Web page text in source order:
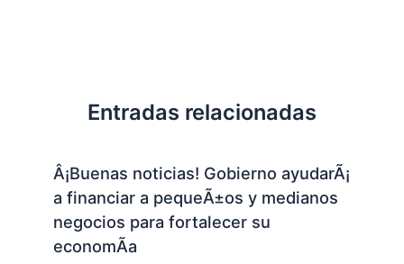
Entradas relacionadas
Â¡Buenas noticias! Gobierno ayudarÃ¡
a financiar a pequeÃ±os y medianos
negocios para fortalecer su
economÃ­a